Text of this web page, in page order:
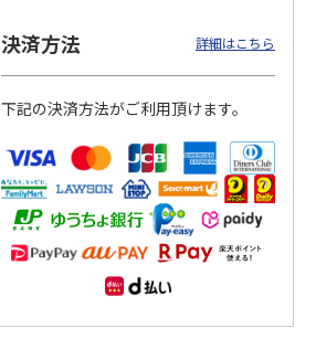
決済方法 詳細はこちら
下記の決済方法がご利用頂けます。